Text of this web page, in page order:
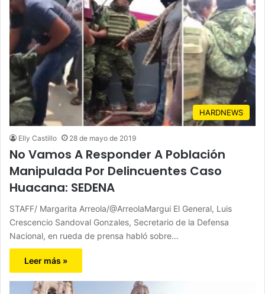
HARDNEWS
Elly Castillo 28 de mayo de 2019
No Vamos A Responder A Población
Manipulada Por Delincuentes Caso
Huacana: SEDENA
STAFF/ Margarita Arreola/@ArreolaMargui El General, Luis
Crescencio Sandoval Gonzales, Secretario de la Defensa
Nacional, en rueda de prensa habló sobre…
Leer más »